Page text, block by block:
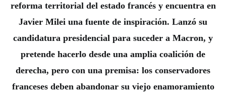
reforma territorial del estado francés y encuentra en
Javier Milei una fuente de inspiración. Lanzó su
candidatura presidencial para suceder a Macron, y
pretende hacerlo desde una amplia coalición de
derecha, pero con una premisa: los conservadores
franceses deben abandonar su viejo enamoramiento